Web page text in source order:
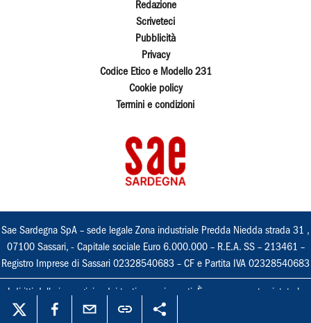
Redazione
Scriveteci
Pubblicità
Privacy
Codice Etico e Modello 231
Cookie policy
Termini e condizioni
Sae Sardegna SpA – sede legale Zona industriale Predda Niedda strada 31 ,
07100 Sassari, - Capitale sociale Euro 6.000.000 – R.E.A. SS – 213461 –
Registro Imprese di Sassari 02328540683 – CF e Partita IVA 02328540683
I diritti delle immagini e dei testi sono riservati. È espressamente vietata la
loro riproduzione con qualsiasi mezzo e l'adattamento totale o parziale.